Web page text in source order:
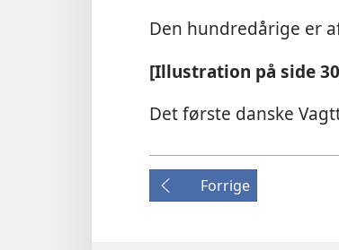
Den hundredårige er
[Illustration på side
Det første danske
Forrige